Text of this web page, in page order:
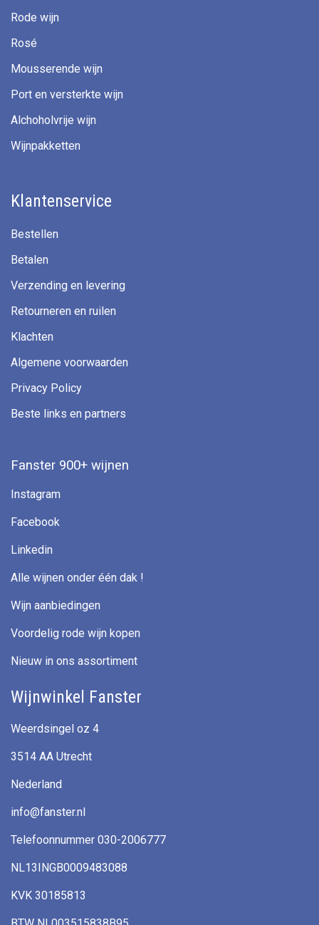
Rode wijn
Rosé
Mousserende wijn
Port en versterkte wijn
Alchoholvrije wijn
Wijnpakketten
Klantenservice
Bestellen
Betalen
Verzending en levering
Retourneren en ruilen
Klachten
Algemene voorwaarden
Privacy Policy
Beste links en partners
Fanster 900+ wijnen
Instagram
Facebook
Linkedin
Alle wijnen onder één dak !
Wijn aanbiedingen
Voordelig rode wijn kopen
Nieuw in ons assortiment
Wijnwinkel Fanster
Weerdsingel oz 4
3514 AA Utrecht
Nederland
info@fanster.nl
Telefoonnummer 030-2006777
NL13INGB0009483088
KVK 30185813